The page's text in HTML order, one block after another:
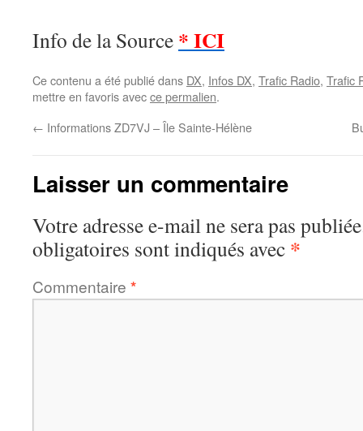
Info de la Source * ICI
Ce contenu a été publié dans DX, Infos DX, Trafic Radio, Trafic
mettre en favoris avecce permalien.
← Informations ZD7VJ – Île Sainte-Hélène
Laisser un commentaire
Votre adresse e-mail ne sera pas
obligatoires sont indiqués avec *
Commentaire *